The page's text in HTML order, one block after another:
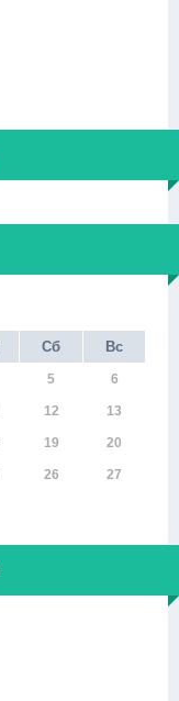
Сб Вс
5 6
12 13
19 20
26 27